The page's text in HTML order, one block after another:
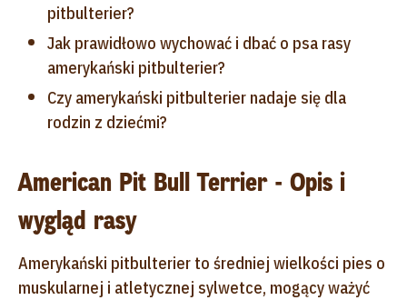
pitbulterier?
Jak prawidłowo wychować i dbać o psa rasy
amerykański pitbulterier?
Czy amerykański pitbulterier nadaje się dla
rodzin z dziećmi?
American Pit Bull Terrier - Opis i
wygląd rasy
Amerykański pitbulterier to średniej wielkości pies o
muskularnej i atletycznej sylwetce, mogący ważyć